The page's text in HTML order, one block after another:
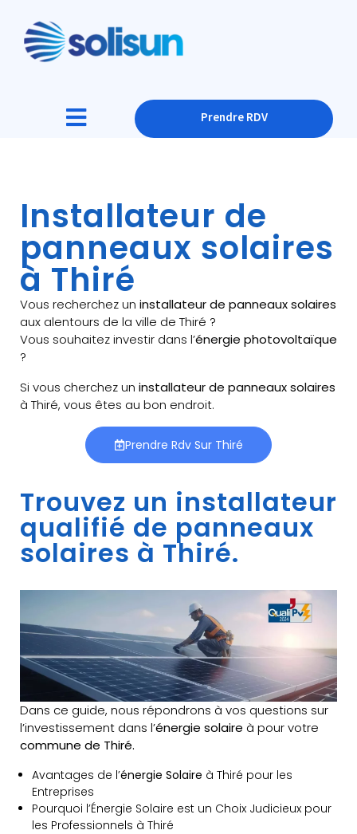
Prendre RDV
Installateur de
panneaux solaires
à Thiré
Vous recherchez un installateur de panneaux solaires
aux alentours de la ville de Thiré ?
Vous souhaitez investir dans l’énergie photovoltaïque
?
Si vous cherchez un installateur de panneaux solaires
à Thiré, vous êtes au bon endroit.
Prendre Rdv Sur Thiré
Trouvez un installateur
qualifié de panneaux
solaires à Thiré.
Dans ce guide, nous répondrons à vos questions sur
l’investissement dans l’énergie solaire à pour votre
commune de Thiré.
Avantages de l’énergie Solaire à Thiré pour les
Entreprises
Pourquoi l’Énergie Solaire est un Choix Judicieux pour
les Professionnels à Thiré